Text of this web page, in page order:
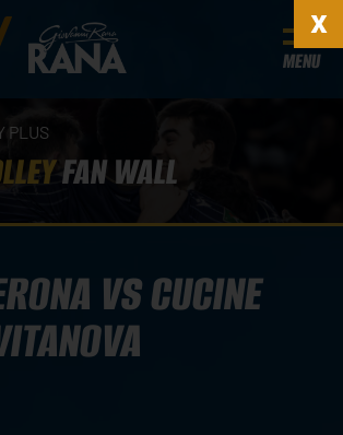
MENU
PLUS
FAN WALL
VS CUCINE